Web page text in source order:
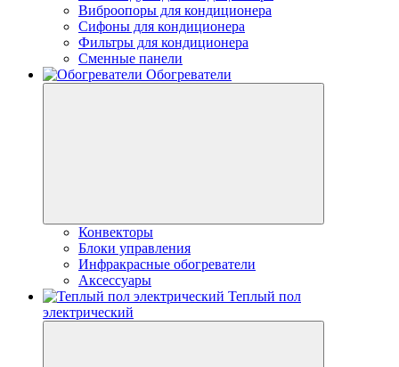
Виброопоры для кондиционера
Сифоны для кондиционера
Фильтры для кондиционера
Сменные панели
Обогреватели
Конвекторы
Блоки управления
Инфракрасные обогреватели
Аксессуары
Теплый пол
электрический